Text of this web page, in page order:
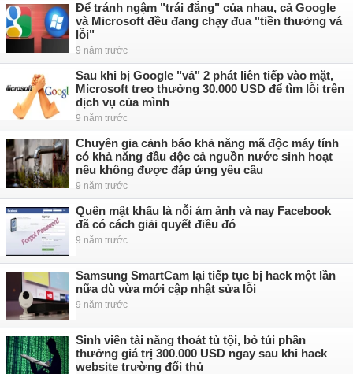
Để tránh ngậm "trái đắng" của nhau, cả Google
và Microsoft đều đang chạy đua "tiền thưởng vá
lỗi"
9 năm trước
Sau khi bị Google "vả" 2 phát liên tiếp vào mặt,
Microsoft treo thưởng 30.000 USD để tìm lỗi trên
dịch vụ của mình
9 năm trước
Chuyên gia cảnh báo khả năng mã độc máy tính
có khả năng đầu độc cả nguồn nước sinh hoạt
nếu không được đáp ứng yêu cầu
9 năm trước
Quên mật khẩu là nỗi ám ảnh và nay Facebook
đã có cách giải quyết điều đó
9 năm trước
Samsung SmartCam lại tiếp tục bị hack một lần
nữa dù vừa mới cập nhật sửa lỗi
9 năm trước
Sinh viên tài năng thoát tù tội, bỏ túi phần
thưởng giá trị 300.000 USD ngay sau khi hack
website trường đối thủ